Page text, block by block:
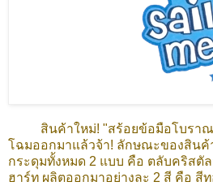
สินค้าใหม่! "สร้อยข้อมือโบรา
โฉมออกมาแล้วจ้า! ลักษณะของสินค้
กระดุมทั้งหมด 2 แบบ คือ ตลับคริสตั
ฮาร์ท ผลิตออกมาอย่างละ 2 สี คือ สีท